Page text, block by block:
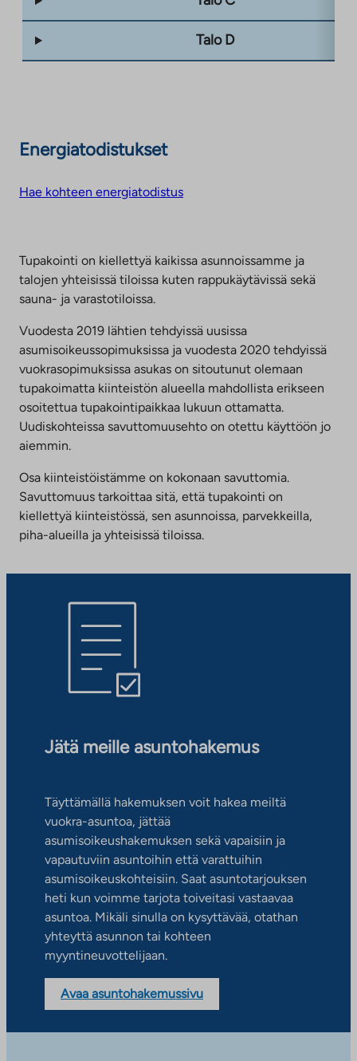
Talo D
Energiatodistukset
Hae kohteen energiatodistus
Tupakointi on kiellettyä kaikissa asunnoissamme ja
talojen yhteisissä tiloissa kuten rappukäytävissä sekä
sauna- ja varastotiloissa.
Vuodesta 2019 lähtien tehdyissä uusissa
asumisoikeussopimuksissa ja vuodesta 2020 tehdyissä
vuokrasopimuksissa asukas on sitoutunut olemaan
tupakoimatta kiinteistön alueella mahdollista erikseen
osoitettua tupakointipaikkaa lukuun ottamatta.
Uudiskohteissa savuttomuusehto on otettu käyttöön jo
aiemmin.
Osa kiinteistöistämme on kokonaan savuttomia.
Savuttomuus tarkoittaa sitä, että tupakointi on
kiellettyä kiinteistössä, sen asunnoissa, parvekkeilla,
piha-alueilla ja yhteisissä tiloissa.
Jätä meille asuntohakemus
Täyttämällä hakemuksen voit hakea meiltä
vuokra-asuntoa, jättää
asumisoikeushakemuksen sekä vapaisiin ja
vapautuviin asuntoihin että varattuihin
asumisoikeuskohteisiin. Saat asuntotarjouksen
heti kun voimme tarjota toiveitasi vastaavaa
asuntoa. Mikäli sinulla on kysyttävää, otathan
yhteyttä asunnon tai kohteen
myyntineuvottelijaan.
Avaa asuntohakemussivu